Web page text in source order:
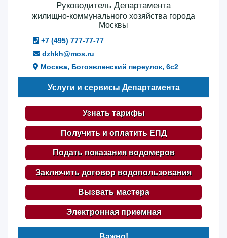
Руководитель Департамента
жилищно-коммунального хозяйства города
Москвы
+7 (495) 777-77-77
dzhkh@mos.ru
Москва, Богоявленский переулок, 6с2
Услуги и сервисы Департамента
Узнать тарифы
Получить и оплатить ЕПД
Подать показания водомеров
Заключить договор водопользования
Вызвать мастера
Электронная приемная